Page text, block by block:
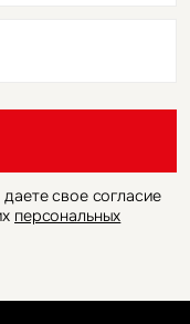
свое согласие
персональных